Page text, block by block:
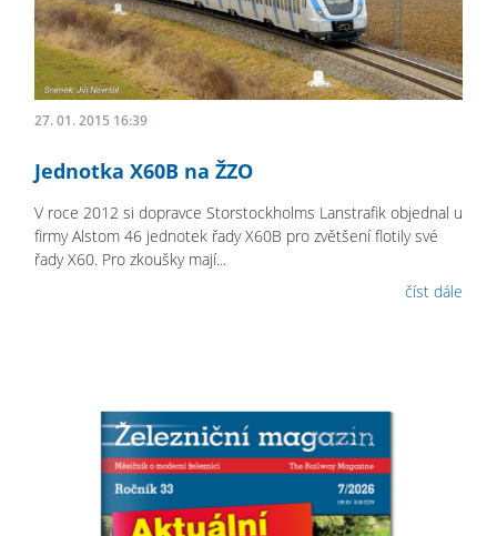
27. 01. 2015 16:39
Jednotka X60B na ŽZO
V roce 2012 si dopravce Storstockholms Lanstrafik objednal u
firmy Alstom 46 jednotek řady X60B pro zvětšení flotily své
řady X60. Pro zkoušky mají...
číst dále